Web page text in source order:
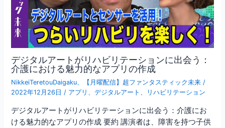
デジタルアートがリハビリテーションに出会う：
介護における魅力的なアプリの作成
NikkeiTeretouDaigaku、 【月曜配信】超ファンタスティック未来 /
2022年12月26日 / アプリ 、デジタルアート 、 リハビリテーション
デジタルアートがリハビリテーションに出会う：介護にお
ける魅力的なアプリの作成 要約 講演者は、障害を持つ子供